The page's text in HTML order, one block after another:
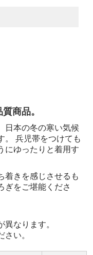
商品。
日本の冬の寒い気候
。 兵児帯をつけても
にゆったりと着用す
着きを感じさせるも
ぎをご堪能くださ
なります。
い。